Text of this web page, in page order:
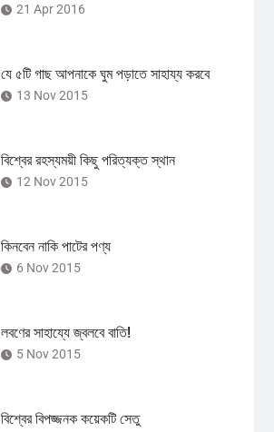
21 Apr 2016
যে ৫টি গাছ আপনাকে ঘুম পড়াতে সাহায্য করবে
13 Nov 2015
বিশ্বের রহস্যময়ী কিছু পরিত্যক্ত স্থান
12 Nov 2015
কিনবেন নাকি পাটের পণ্য
6 Nov 2015
লবণের সাহায্যে জ্বলবে বাতি!
5 Nov 2015
বিশ্বের বিপজ্জনক কয়েকটি সেতু